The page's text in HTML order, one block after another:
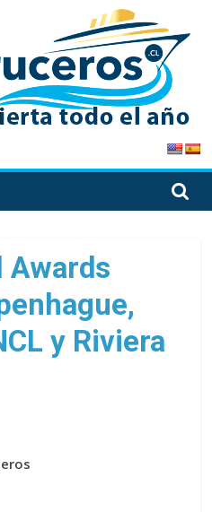
Awards
y Riviera